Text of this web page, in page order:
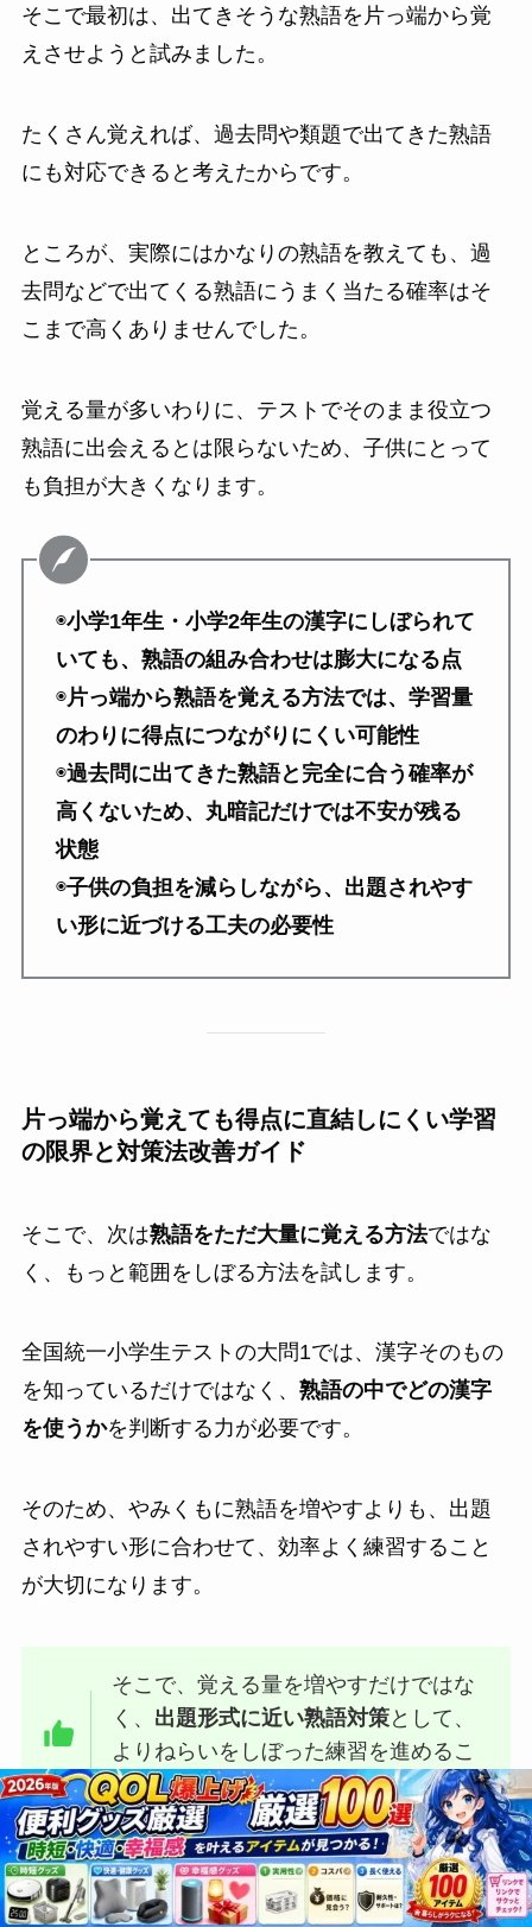
そこで最初は、出てきそうな熟語を片っ端から覚
えさせようと試みました。
たくさん覚えれば、過去問や類題で出てきた熟語
にも対応できると考えたからです。
ところが、実際にはかなりの熟語を教えても、過
去問などで出てくる熟語にうまく当たる確率はそ
こまで高くありませんでした。
覚える量が多いわりに、テストでそのまま役立つ
熟語に出会えるとは限らないため、子供にとって
も負担が大きくなります。
◉小学1年生・小学2年生の漢字にしぼられて
いても、熟語の組み合わせは膨大になる点
◉片っ端から熟語を覚える方法では、学習量
のわりに得点につながりにくい可能性
◉過去問に出てきた熟語と完全に合う確率が
高くないため、丸暗記だけでは不安が残る
状態
◉子供の負担を減らしながら、出題されやす
い形に近づける工夫の必要性
片っ端から覚えても得点に直結しにくい学習
の限界と対策法改善ガイド
そこで、次は熟語をただ大量に覚える方法ではな
く、もっと範囲をしぼる方法を試します。
全国統一小学生テストの大問1では、漢字そのもの
を知っているだけではなく、 熟語の中でどの漢字
を使うかを判断する力が必要です。
そのため、やみくもに熟語を増やすよりも、出題
されやすい形に合わせて、効率よく練習すること
が大切になります。
そこで、覚える量を増やすだけではな
く、 出題形式に近い熟語対策として、
よりねらいをしぼった練習を進めるこ
とにしました 😊